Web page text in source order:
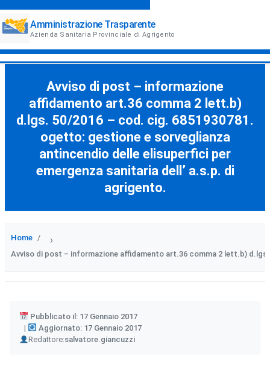
Amministrazione Trasparente
Azienda Sanitaria Provinciale di Agrigento
Avviso di post – informazione
affidamento art.36 comma 2 lett.b)
d.lgs. 50/2016 – cod. cig. 6851930781.
ogetto: gestione e sorveglianza
antincendio delle elisuperfici per
emergenza sanitaria dell’ a.s.p. di
agrigento.
Home ›
Avviso di post – informazione affidamento art.36 comma 2 lett.b)
Pubblicato il: 17 Gennaio 2017
Aggiornato: 17 Gennaio 2017
Redattore:
Author salvatore.giancuzzi